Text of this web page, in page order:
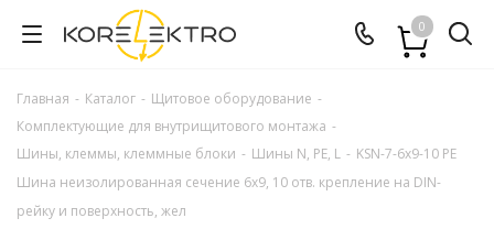
0
Главная - Каталог - Щитовое оборудование -
Комплектующие для внутрищитового монтажа -
Шины, клеммы, клеммные блоки - Шины N, PE, L - KSN-7-6x9-10 PE
Шина неизолированная сечение 6х9, 10 отв. крепление на DIN-
рейку и поверхность, жел